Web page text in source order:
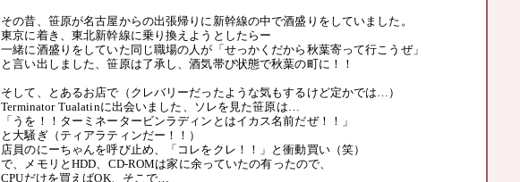
その昔、笹原が名古屋からの出張帰りに新幹線の中で酒盛りをしていました。
東京に着き、東北新幹線に乗り換えようとしたらー
一緒に酒盛りをしていた同じ職場の人が「せっかくだから秋葉寄って行こうぜ」
と言い出しました、笹原は了承し、酒気帯び状態で秋葉の町に！！
そして、とあるお店で（クレバリーだったような気もするけど定かでは…）
Terminator Tualatinに出会いました、ソレを見た笹原は…
「うを！！ターミネータービンラディンとはイカス名前だぜ！！」
と大騒ぎ（ティアラティンだー！！）
店員のにーちゃんを呼び止め、「コレをクレ！！」と衝動買い（笑）
で、メモリとHDD、CD-ROMは家に余っていたの有ったので、
CPUだけを買えばOK、そこで…